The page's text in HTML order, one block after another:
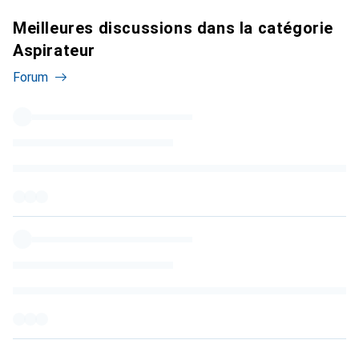
Meilleures discussions dans la catégorie
Aspirateur
Forum